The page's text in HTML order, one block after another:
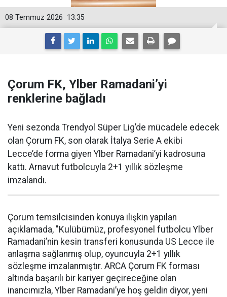
13:35
08 Temmuz 2026
Çorum FK, Ylber Ramadani’yi
renklerine bağladı
Yeni sezonda Trendyol Süper Lig’de mücadele edecek
olan Çorum FK, son olarak İtalya Serie A ekibi
Lecce’de forma giyen Ylber Ramadani’yi kadrosuna
kattı. Arnavut futbolcuyla 2+1 yıllık sözleşme
imzalandı.
Çorum temsilcisinden konuya ilişkin yapılan
açıklamada, "Kulübümüz, profesyonel futbolcu Ylber
Ramadani’nin kesin transferi konusunda US Lecce ile
anlaşma sağlanmış olup, oyuncuyla 2+1 yıllık
sözleşme imzalanmıştır. ARCA Çorum FK forması
altında başarılı bir kariyer geçireceğine olan
inancımızla, Ylber Ramadani’ye hoş geldin diyor, yeni